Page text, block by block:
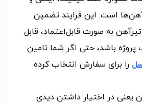
است. این فرایند تضمین
به صورت قابل‌اعتماد، قابل
پروژه باشد، حتی اگر شما تامین‌
را برای سفارش انتخاب کرده
یعنی در اختیار داشتن دیدی